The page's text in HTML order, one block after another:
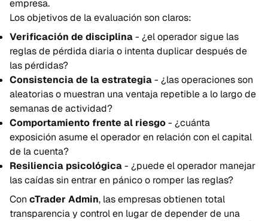
empresa.
Los objetivos de la evaluación son claros:
Verificación de disciplina- ¿el operador sigue las
reglas de pérdida diaria o intenta duplicar después de
las pérdidas?
Consistencia de la estrategia- ¿las operaciones son
aleatorias o muestran una ventaja repetible a lo largo de
semanas de actividad?
Comportamiento frente al riesgo- ¿cuánta
exposición asume el operador en relación con el capital
de la cuenta?
Resiliencia psicológica- ¿puede el operador manejar
las caídas sin entrar en pánico o romper las reglas?
Con cTrader Admin, las empresas obtienen total
transparencia y control en lugar de depender de una